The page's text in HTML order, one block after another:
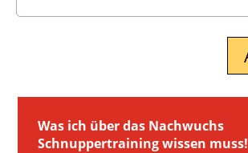
Was ich über das Nachwuchs
Schnuppertraining wissen muss!